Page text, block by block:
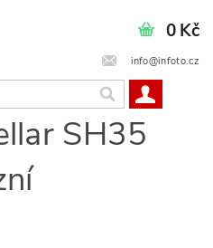
info@infoto.cz
0 Kč
SH35